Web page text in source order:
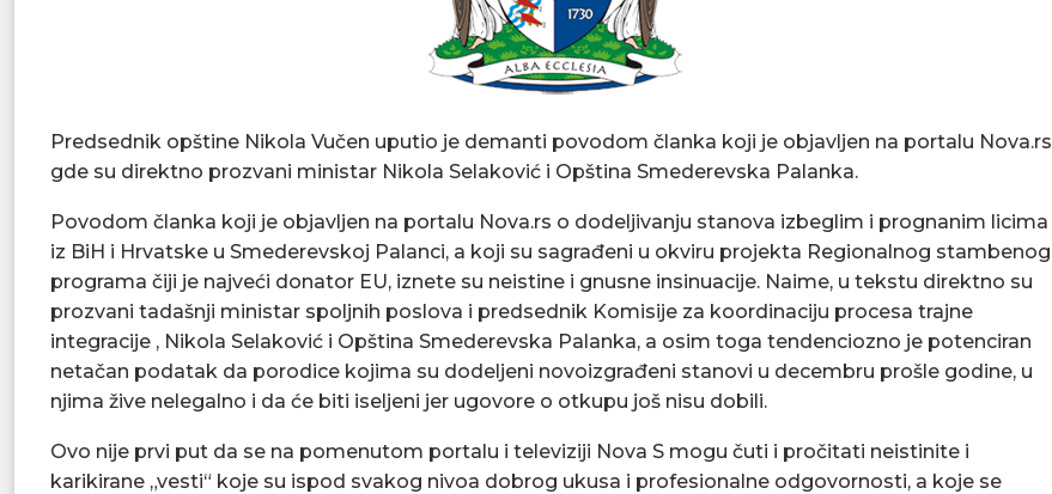
Predsednik opštine Nikola Vučen uputio je demanti povodom članka koji je objavljen na portalu Nova.rs
gde su direktno prozvani ministar Nikola Selaković i Opština Smederevska Palanka.
Povodom članka koji je objavljen na portalu Nova.rs o dodeljivanju stanova izbeglim i prognanim licima
iz BiH i Hrvatske u Smederevskoj Palanci, a koji su sagrađeni u okviru projekta Regionalnog stambenog
programa čiji je najveći donator EU, iznete su neistine i gnusne insinuacije. Naime, u tekstu direktno su
prozvani tadašnji ministar spoljnih poslova i predsednik Komisije za koordinaciju procesa trajne
integracije , Nikola Selaković i Opština Smederevska Palanka, a osim toga tendenciozno je potenciran
netačan podatak da porodice kojima su dodeljeni novoizgrađeni stanovi u decembru prošle godine, u
njima žive nelegalno i da će biti iseljeni jer ugovore o otkupu još nisu dobili.
Ovo nije prvi put da se na pomenutom portalu i televiziji Nova S mogu čuti i pročitati neistinite i
karikirane „vesti“ koje su ispod svakog nivoa dobrog ukusa i profesionalne odgovornosti, a koje se